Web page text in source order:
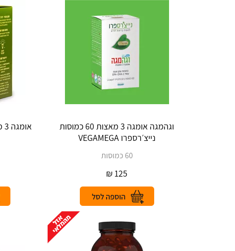
וגהמגה אומגה 3 מאצות 60 כמוסות
נייצ׳רספרו VEGAMEGA
60 כמוסות
125
₪